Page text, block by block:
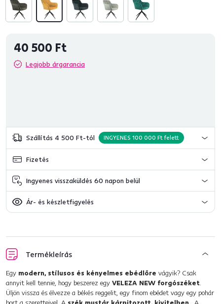
40 500 Ft
Legjobb árgarancia
Szállítás 4 500 Ft-tól INGYENES 100 000 Ft felett
Fizetés
Ingyenes visszaküldés 60 napon belül
Ár- és készletfigyelés
Termékleírás
Egy modern, stílusos és kényelmes ebédlőre vágyik? Csak
annyit kell tennie, hogy beszerez egy VELEZA NEW forgószéket.
Üljön vissza és élvezze a békés reggelit, egy finom ebédet vagy egy pohár